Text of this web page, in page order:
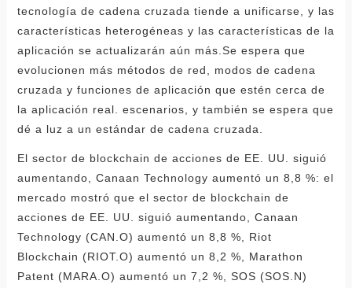
tecnología de cadena cruzada tiende a unificarse, y las
características heterogéneas y las características de la
aplicación se actualizarán aún más.Se espera que
evolucionen más métodos de red, modos de cadena
cruzada y funciones de aplicación que estén cerca de
la aplicación real. escenarios, y también se espera que
dé a luz a un estándar de cadena cruzada.
El sector de blockchain de acciones de EE. UU. siguió
aumentando, Canaan Technology aumentó un 8,8 %: el
mercado mostró que el sector de blockchain de
acciones de EE. UU. siguió aumentando, Canaan
Technology (CAN.O) aumentó un 8,8 %, Riot
Blockchain (RIOT.O) aumentó un 8,2 %, Marathon
Patent (MARA.O) aumentó un 7,2 %, SOS (SOS.N)